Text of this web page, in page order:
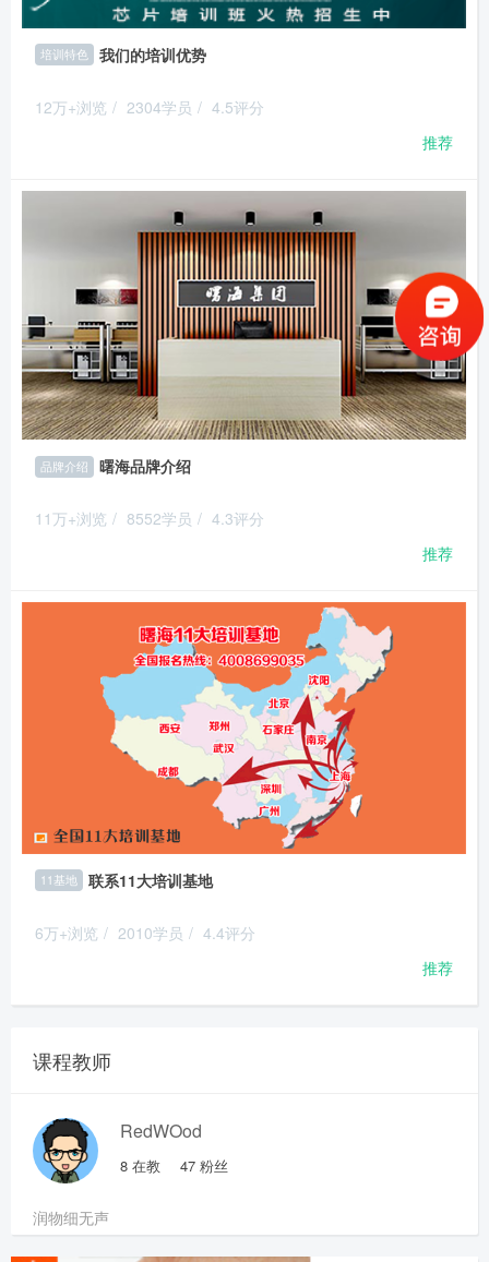
培训特色 我们的培训优势
12万+浏览 / 2304学员 / 4.5评分
推荐
品牌介绍 曙海品牌介绍
11万+浏览 / 8552学员 / 4.3评分
推荐
11基地 联系11大培训基地
6万+浏览 / 2010学员 / 4.4评分
推荐
课程教师
RedWOod
8 在教 47 粉丝
润物细无声